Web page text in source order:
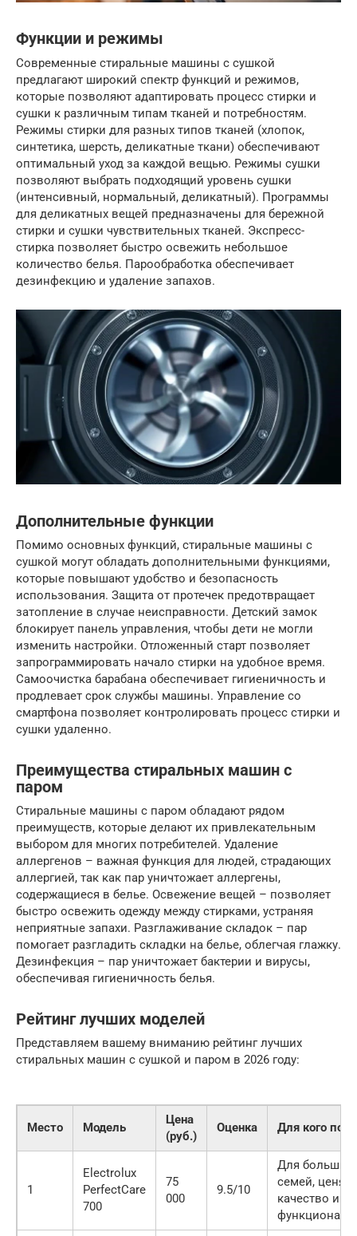
Функции и режимы
Современные стиральные машины с сушкой
предлагают широкий спектр функций и режимов,
которые позволяют адаптировать процесс стирки и
сушки к различным типам тканей и потребностям.
Режимы стирки для разных типов тканей (хлопок,
синтетика, шерсть, деликатные ткани) обеспечивают
оптимальный уход за каждой вещью. Режимы сушки
позволяют выбрать подходящий уровень сушки
(интенсивный, нормальный, деликатный). Программы
для деликатных вещей предназначены для бережной
стирки и сушки чувствительных тканей. Экспресс-
стирка позволяет быстро освежить небольшое
количество белья. Парообработка обеспечивает
дезинфекцию и удаление запахов.
Дополнительные функции
Помимо основных функций, стиральные машины с
сушкой могут обладать дополнительными функциями,
которые повышают удобство и безопасность
использования. Защита от протечек предотвращает
затопление в случае неисправности. Детский замок
блокирует панель управления, чтобы дети не могли
изменить настройки. Отложенный старт позволяет
запрограммировать начало стирки на удобное время.
Самоочистка барабана обеспечивает гигиеничность и
продлевает срок службы машины. Управление со
смартфона позволяет контролировать процесс стирки и
сушки удаленно.
Преимущества стиральных машин с
паром
Стиральные машины с паром обладают рядом
преимуществ, которые делают их привлекательным
выбором для многих потребителей. Удаление
аллергенов – важная функция для людей, страдающих
аллергией, так как пар уничтожает аллергены,
содержащиеся в белье. Освежение вещей – позволяет
быстро освежить одежду между стирками, устраняя
неприятные запахи. Разглаживание складок – пар
помогает разгладить складки на белье, облегчая глажку.
Дезинфекция – пар уничтожает бактерии и вирусы,
обеспечивая гигиеничность белья.
Рейтинг лучших моделей
Представляем вашему вниманию рейтинг лучших
стиральных машин с сушкой и паром в 2026 году:
Место Модель
Цена
(руб.)
Оценка Для кого
1
Electrolux
PerfectCare
700
75
000
9.5/10
Для больших
семей,
качество и